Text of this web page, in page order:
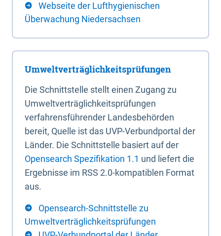
Webseite der Lufthygienischen
Überwachung Niedersachsen
Umweltverträglichkeitsprüfungen
Die Schnittstelle stellt einen Zugang zu
Umweltverträglichkeitsprüfungen
verfahrensführender Landesbehörden
bereit, Quelle ist das UVP-Verbundportal der
Länder. Die Schnittstelle basiert auf der
Opensearch Spezifikation 1.1 und liefert die
Ergebnisse im RSS 2.0-kompatiblen Format
aus.
Opensearch-Schnittstelle zu
Umweltverträglichkeitsprüfungen